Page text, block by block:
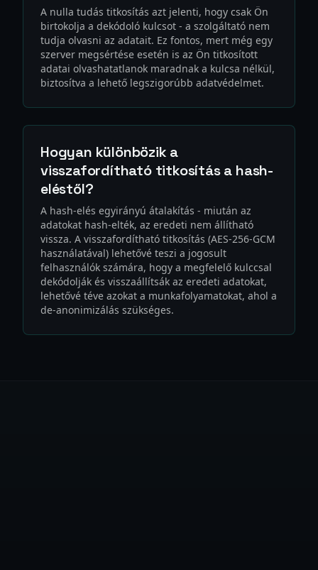
A nulla tudás titkosítás azt jelenti, hogy csak Ön
birtokolja a dekódoló kulcsot - a szolgáltató nem
tudja olvasni az adatait. Ez fontos, mert még egy
szerver megsértése esetén is az Ön titkosított
adatai olvashatatlanok maradnak a kulcsa nélkül,
biztosítva a lehető legszigorúbb adatvédelmet.
Hogyan különbözik a
visszafordítható titkosítás a hash-
eléstől?
A hash-elés egyirányú átalakítás - miután az
adatokat hash-elték, az eredeti nem állítható
vissza. A visszafordítható titkosítás (AES-256-GCM
használatával) lehetővé teszi a jogosult
felhasználók számára, hogy a megfelelő kulccsal
dekódolják és visszaállítsák az eredeti adatokat,
lehetővé téve azokat a munkafolyamatokat, ahol a
de-anonimizálás szükséges.